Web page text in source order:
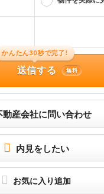
合字下谷地 / 交通の利便 : 五能線
面積 : 24.84m² / 築年月 : 2001年
/ 礼金等 : 無料 / 敷金 : 1ヶ月、
の損害保険料 : 18000円(2年) / そ
証委託更新料１０，０００円
００００円／安心入居サポート
・過失等別途実費）：退去時クリ
引業協会
議会加盟
かんたん30秒で完了!
送信する 無料
動産会社に問い合わせ
内見をしたい
お気に入り追加